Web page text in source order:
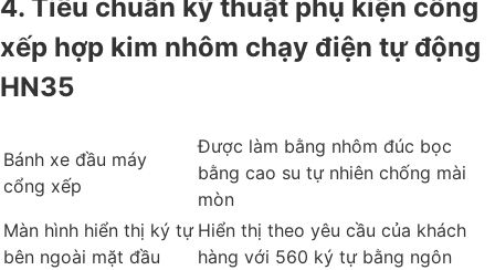
4. Tiêu chuẩn kỹ thuật phụ kiện cổng
xếp hợp kim nhôm chạy điện tự động
HN35
Bánh xe đầu máy
cổng xếp
Được làm bằng nhôm đúc bọc
bằng cao su tự nhiên chống mài
mòn
Màn hình hiển thị ký tự
bên ngoài mặt đầu
Hiển thị theo yêu cầu của khách
hàng với 560 ký tự bằng ngôn